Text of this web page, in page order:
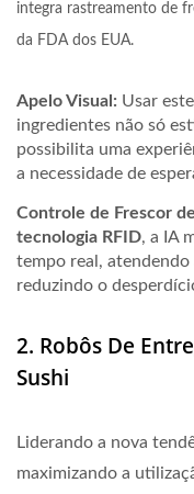
integra rastreamento de
da FDA dos EUA.
Apelo Visual: Usar
ingredientes não só
possibilita uma
a necessidade de
Controle de Frescor
tecnologia RFID, a IA
tempo real,
reduzindo o
2. Robôs De
Sushi
Liderando a nova
maximizando a